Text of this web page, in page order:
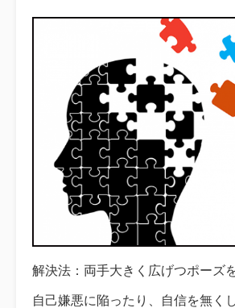
解決法：両手大きく広げつポーズ
自己嫌悪に陥ったり、自信を無く